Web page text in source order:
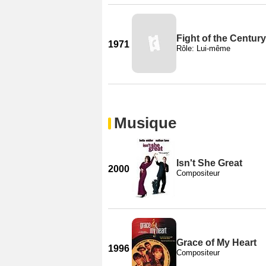
1971
Fight of the Century
Rôle: Lui-même
Musique
2000
Isn't She Great
Compositeur
1996
Grace of My Heart
Compositeur